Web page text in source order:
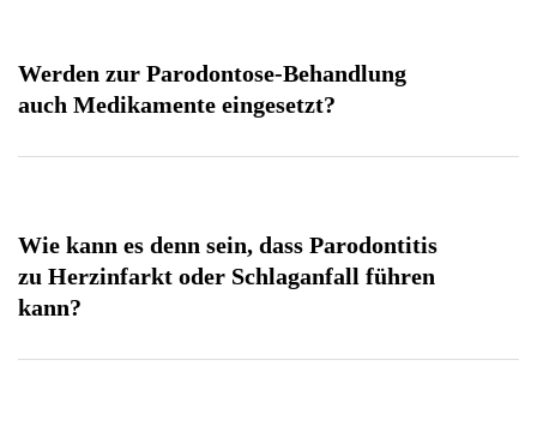
Werden zur Parodontose-Behandlung
auch Medikamente eingesetzt?
Wie kann es denn sein, dass Parodontitis
zu Herzinfarkt oder Schlaganfall führen
kann?